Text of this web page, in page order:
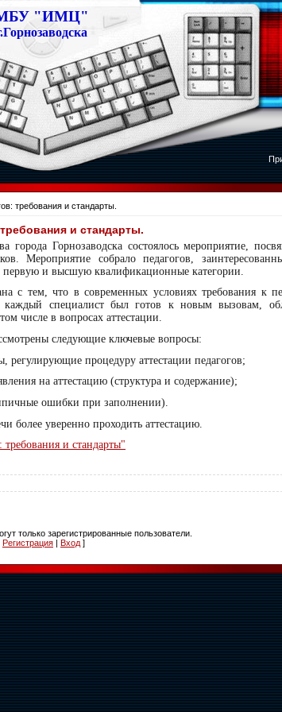
"ИМЦ"
требования и стандарты.
и стандарты.
города Горнозаводска состоялось мероприятие,
Мероприятие собрало педагогов,
первую и высшую квалификационные категории.
с тем, что в современных условиях требования к
специалист был готов к новым вызовам,
числе в вопросах аттестации.
следующие ключевые вопросы:
регулирующие процедуру аттестации педагогов;
на аттестацию (структура и содержание);
ошибки при заполнении).
более уверенно проходить аттестацию.
и стандарты"
только зарегистрированные пользователи.
Регистрация | Вход ]